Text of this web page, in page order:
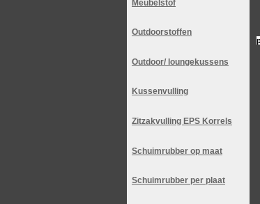
Meubelstof
Outdoorstoffen
Outdoor/ loungekussens
Kussenvulling
Zitzakvulling EPS Korrels
Schuimrubber op maat
Schuimrubber per plaat